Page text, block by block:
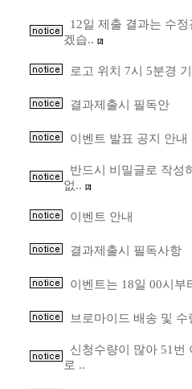
12일 제출 결과는 수
겠습..
[2]
로고 위치 7시 5분경
결과제출시 필독안
이벤트 발표 공지 안내
반드시 비밀글로 작성
없..
[2]
이벤트 안내
결과제출시 필독사항
이벤트는 18일 00시부
브로마이드 배송 및 수
신청수량이 많아 51번
로 ..